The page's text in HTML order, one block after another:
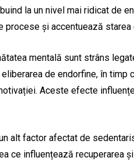
la un nivel mai ridicat de
procese și accentuează starea
mentală sunt strâns
de endorfine, în
Aceste efecte
alt factor afectat de
ce influențează recuperarea